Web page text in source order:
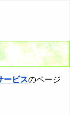
ービスのページ